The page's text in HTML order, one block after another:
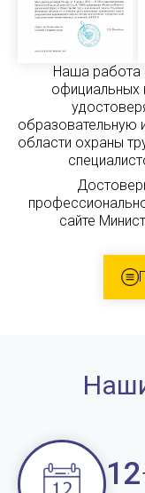
Наша работа
официальных
образовательную
области охраны
сайте
12